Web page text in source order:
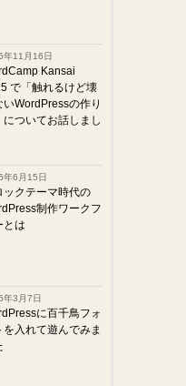
年11月16日
Kansai
で「触れるけど壊
いWordPressの作り
についてお話しまし
年6月15日
ックテーマ時代の
制作ワークフ
とは
年3月7日
に百千鳥フォ
を入れて遊んでみま